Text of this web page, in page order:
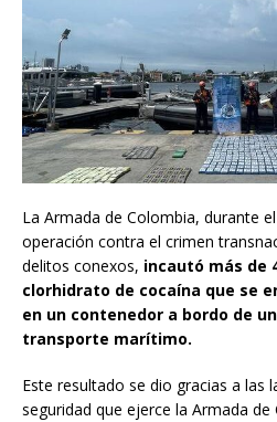
La Armada de Colombia, durante
operación contra el crimen
delitos conexos, incautó más de
clorhidrato de cocaína que se
en un contenedor a bordo de
transporte marítimo.
Este resultado se dio gracias a las
seguridad que ejerce la Armada